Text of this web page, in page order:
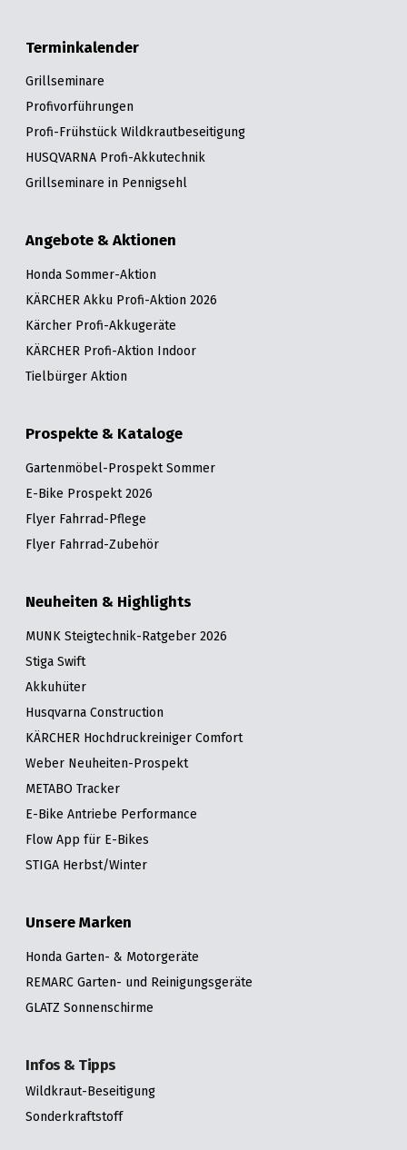
Terminkalender
Grillseminare
Profivorführungen
Profi-Frühstück Wildkrautbeseitigung
HUSQVARNA Profi-Akkutechnik
Grillseminare in Pennigsehl
Angebote & Aktionen
Honda Sommer-Aktion
KÄRCHER Akku Profi-Aktion 2026
Kärcher Profi-Akkugeräte
KÄRCHER Profi-Aktion Indoor
Tielbürger Aktion
Prospekte & Kataloge
Gartenmöbel-Prospekt Sommer
E-Bike Prospekt 2026
Flyer Fahrrad-Pflege
Flyer Fahrrad-Zubehör
Neuheiten & Highlights
MUNK Steigtechnik-Ratgeber 2026
Stiga Swift
Akkuhüter
Husqvarna Construction
KÄRCHER Hochdruckreiniger Comfort
Weber Neuheiten-Prospekt
METABO Tracker
E-Bike Antriebe Performance
Flow App für E-Bikes
STIGA Herbst/Winter
Unsere Marken
Honda Garten- & Motorgeräte
REMARC Garten- und Reinigungsgeräte
GLATZ Sonnenschirme
Infos & Tipps
Wildkraut-Beseitigung
Sonderkraftstoff